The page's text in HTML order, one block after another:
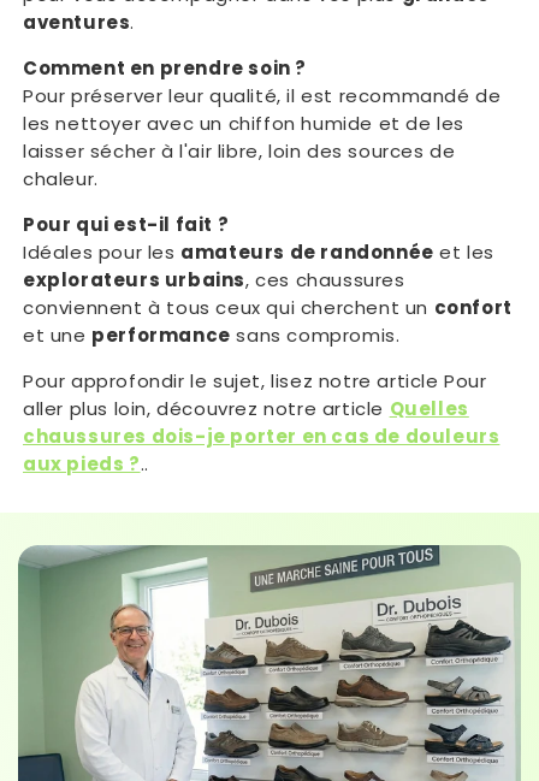
aventures.
Comment en prendre soin ?
Pour préserver leur qualité, il est recommandé de
les nettoyer avec un chiffon humide et de les
laisser sécher à l'air libre, loin des sources de
chaleur.
Pour qui est-il fait ?
Idéales pour les amateurs de randonnée et les
explorateurs urbains, ces chaussures
conviennent à tous ceux qui cherchent un confort
et une performance sans compromis.
Pour approfondir le sujet, lisez notre article Pour
aller plus loin, découvrez notre article Quelles
chaussures dois-je porter en cas de douleurs
aux pieds ?..